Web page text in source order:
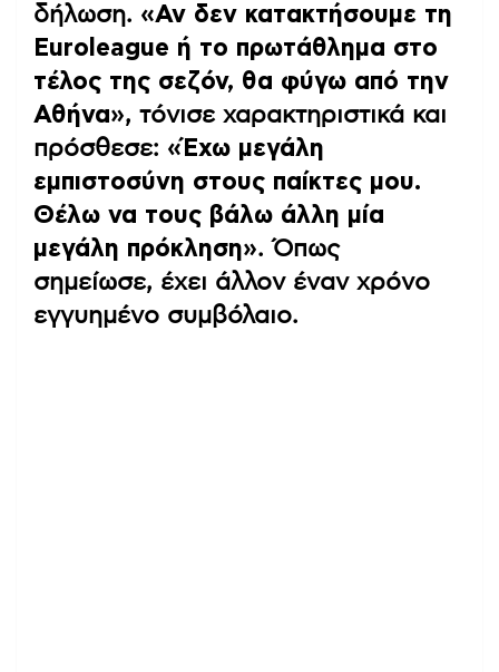
δήλωση. «Αν δεν κατακτήσουμε τη
Euroleague ή το πρωτάθλημα στο
τέλος της σεζόν, θα φύγω από την
Αθήνα», τόνισε χαρακτηριστικά και
πρόσθεσε: «Έχω μεγάλη
εμπιστοσύνη στους παίκτες μου.
Θέλω να τους βάλω άλλη μία
μεγάλη πρόκληση». Όπως
σημείωσε, έχει άλλον έναν χρόνο
εγγυημένο συμβόλαιο.